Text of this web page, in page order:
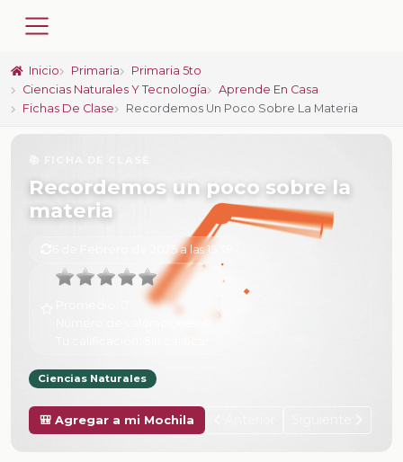
Inicio Primaria
Primaria 5to
Ciencias Naturales Y Tecnología
Aprende En Casa
Fichas De Clase
Recordemos Un Poco Sobre La Materia
Recordemos un poco sobre la
materia
6 de Febrero de 2025 a las 15:39
Ciencias Naturales
🎒 Agregar a mi Mochila